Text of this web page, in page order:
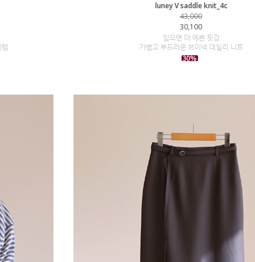
luney V saddle knit_4c
43,000
30,100
입으면 더 예쁜 핏감
가볍고 부드러운 브이넥 데일리 니트